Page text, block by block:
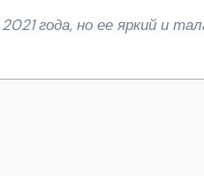
года, но ее яркий и